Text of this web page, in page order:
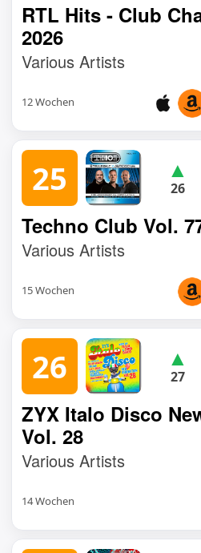
RTL Hits - Club
2026
Various Artists
12 Wochen
25 ▲
26
Techno Club Vol.
Various Artists
15 Wochen
26 ▲
27
ZYX Italo Disco
Vol. 28
Various Artists
14 Wochen